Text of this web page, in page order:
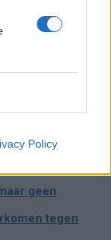
Policy
met zijn
hem daarbij
maar
en het gezin
wordt.
geen
tegen